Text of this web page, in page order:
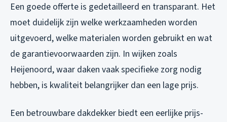
Een goede offerte is gedetailleerd en transparant. Het
moet duidelijk zijn welke werkzaamheden worden
uitgevoerd, welke materialen worden gebruikt en wat
de garantievoorwaarden zijn. In wijken zoals
Heijenoord, waar daken vaak specifieke zorg nodig
hebben, is kwaliteit belangrijker dan een lage prijs.
Een betrouwbare dakdekker biedt een eerlijke prijs-